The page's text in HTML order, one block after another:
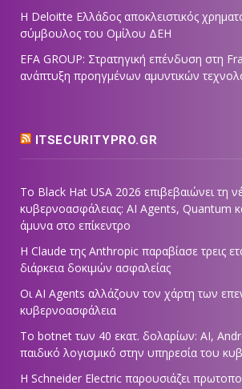
Η Deloitte Ελλάδος αποκλειστικός
σύμβουλος του Ομίλου ΔΕΗ
EFA GROUP: Στρατηγική επένδυση στη
ανάπτυξη προηγμένων αμυντικών
ITSECURITYPRO.GR
Το Black Hat USA 2026 επιβεβαιώνει τη
κυβερνοασφάλειας: AI Agents, Quantum
άμυνα στο επίκεντρο
Η Claude της Anthropic παραβίασε τρεις
διάρκεια δοκιμών ασφαλείας
Οι AI Agents αλλάζουν τον χάρτη των
κυβερνοασφάλεια
Το botnet των 40 εκατ. δολαρίων: AI,
παιδικό λογισμικό στην υπηρεσία του
Η Schneider Electric παρουσιάζει